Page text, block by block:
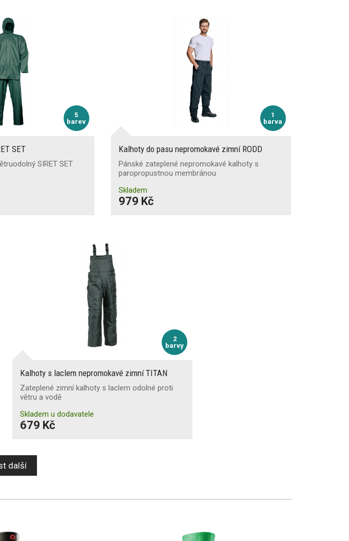
5
barev
SET
SIRET SET
1
barva
Kalhoty do pasu nepromokavé zimní RODD
Pánské zateplené nepromokavé kalhoty s
paropropustnou membránou
Skladem
979 Kč
2
barvy
Kalhoty s laclem nepromokavé zimní TITAN
Zateplené zimní kalhoty s laclem odolné proti
větru a vodě
Skladem u dodavatele
679 Kč
další